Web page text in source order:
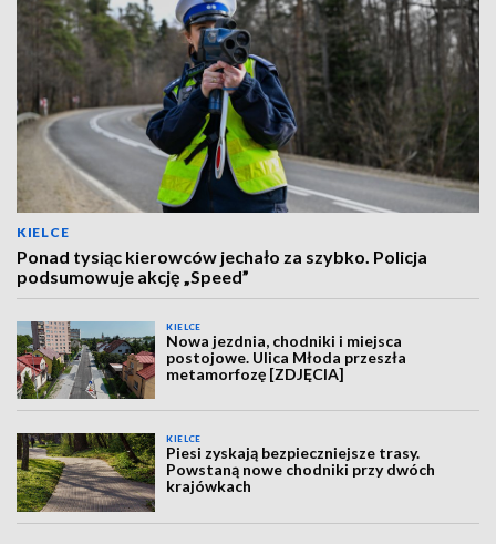
KIELCE
Ponad tysiąc kierowców jechało za szybko. Policja
podsumowuje akcję „Speed”
KIELCE
Nowa jezdnia, chodniki i miejsca
postojowe. Ulica Młoda przeszła
metamorfozę [ZDJĘCIA]
KIELCE
Piesi zyskają bezpieczniejsze trasy.
Powstaną nowe chodniki przy dwóch
krajówkach